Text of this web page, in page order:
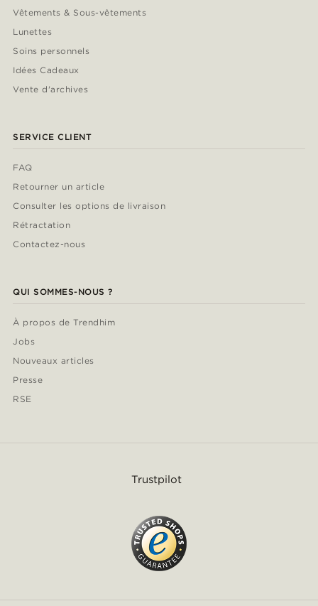
Vêtements & Sous-vêtements
Lunettes
Soins personnels
Idées Cadeaux
Vente d'archives
SERVICE CLIENT
FAQ
Retourner un article
Consulter les options de livraison
Rétractation
Contactez-nous
QUI SOMMES-NOUS ?
À propos de Trendhim
Jobs
Nouveaux articles
Presse
RSE
Trustpilot